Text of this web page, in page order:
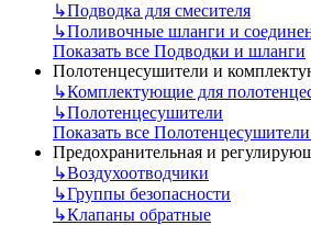
↳Подводка для смесителя
↳Поливочные шланги и
Показать все Подводки и шланги
Полотенцесушители и
↳Комплектующие для
↳Полотенцесушители
Показать все
Предохранительная и
↳Воздухоотводчики
↳Группы безопасности
↳Клапаны обратные